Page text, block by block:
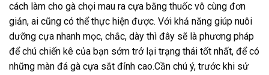
cách làm cho gà chọi mau ra cựa bằng thuốc vô cùng đơn
giản, ai cũng có thể thực hiện được. Với khả năng giúp nuôi
dưỡng cựa nhanh mọc, chắc, dày thì đây sẽ là phương pháp
để chú chiến kê của bạn sớm trở lại trạng thái tốt nhất, để có
những màn đá gà cựa sắt đỉnh cao.Cần chú ý, trước khi sử